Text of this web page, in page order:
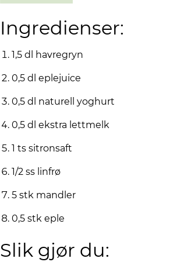
Ingredienser:
1,5 dl havregryn
0,5 dl eplejuice
0,5 dl naturell yoghurt
0,5 dl ekstra lettmelk
1 ts sitronsaft
1/2 ss linfrø
5 stk mandler
0,5 stk eple
Slik gjør du: